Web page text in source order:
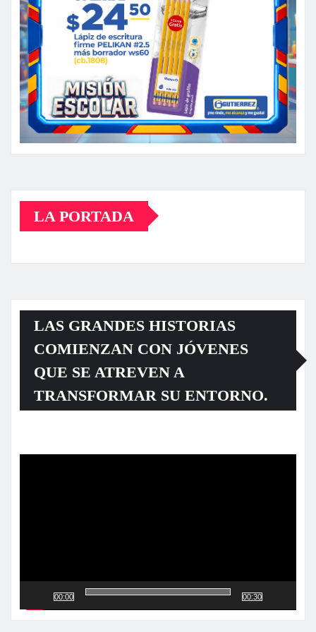
LA PORTADA
LAS GRANDES HISTORIAS
COMIENZAN CON JÓVENES
QUE SE ATREVEN A
TRANSFORMAR SU ENTORNO.
00:00 00:30